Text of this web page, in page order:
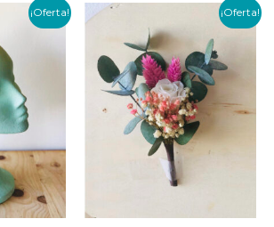
¡Oferta!
El
precio
actual
60,00€.
¡Oferta!
precio
original
era:
18,00€.
El
precio
actual
es: